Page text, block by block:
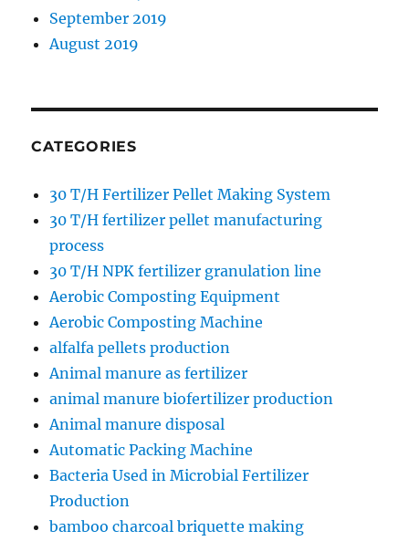
September 2019
August 2019
CATEGORIES
30 T/H Fertilizer Pellet Making System
30 T/H fertilizer pellet manufacturing
process
30 T/H NPK fertilizer granulation line
Aerobic Composting Equipment
Aerobic Composting Machine
alfalfa pellets production
Animal manure as fertilizer
animal manure biofertilizer production
Animal manure disposal
Automatic Packing Machine
Bacteria Used in Microbial Fertilizer
Production
bamboo charcoal briquette making